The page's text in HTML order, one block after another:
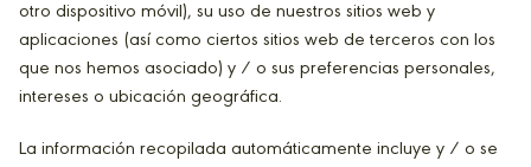
otro dispositivo móvil), su uso de nuestros sitios web y
aplicaciones (así como ciertos sitios web de terceros con los
que nos hemos asociado) y / o sus preferencias personales,
intereses o ubicación geográfica.
La información recopilada automáticamente incluye y / o se